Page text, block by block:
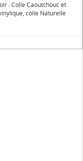
: Colle Caoutchouc et
colle Naturelle